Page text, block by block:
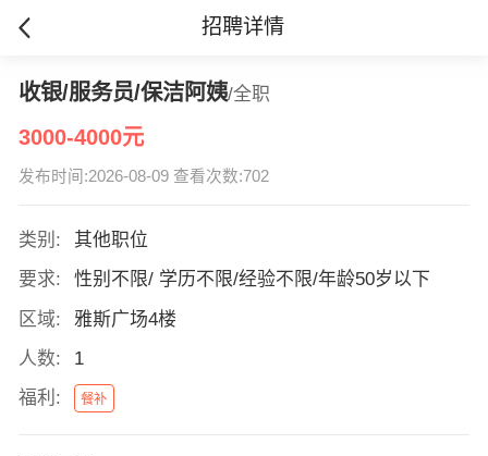
招聘详情
收银/服务员/保洁阿姨/全职
3000-4000元
发布时间:2026-08-09 查看次数:702
类别:
其他职位
要求:
性别不限/ 学历不限/经验不限/年龄50岁以下
区域:
雅斯广场4楼
人数:
1
福利:
餐补